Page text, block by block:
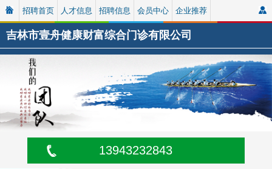
招聘首页 人才信息 招聘信息 会员中心 企业推荐
吉林市壹舟健康财富综合门诊有限公司
13943232843